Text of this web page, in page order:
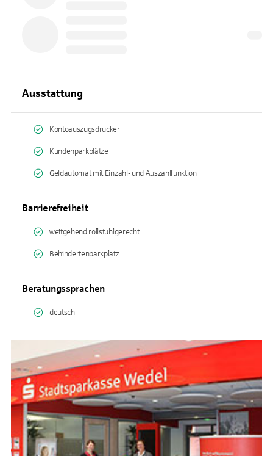
Ausstattung
Kontoauszugsdrucker
Kundenparkplätze
Geldautomat mit Einzahl- und Auszahlfunktion
Barrierefreiheit
weitgehend rollstuhlgerecht
Behindertenparkplatz
Beratungssprachen
deutsch